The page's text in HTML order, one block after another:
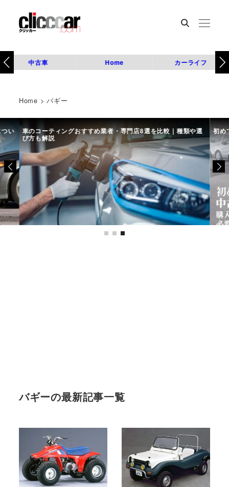
中古車 Home カーライフ
Home >バギー
い 車のコーティングおすすめ業者・専門店8選を比較｜種類や選
び方も解説
初め
バギーの最新記事一覧